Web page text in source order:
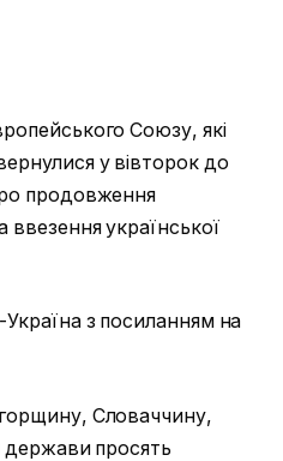
Союзу, які
у вівторок до
продовження
ввезення української
з посиланням на
Словаччину,
держави просять